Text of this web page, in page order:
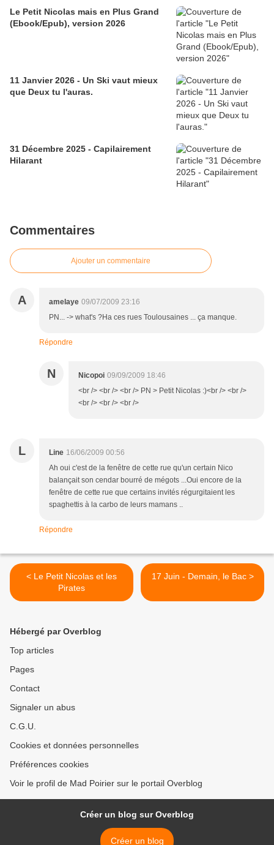
Le Petit Nicolas mais en Plus Grand
(Ebook/Epub), version 2026
11 Janvier 2026 - Un Ski vaut mieux
que Deux tu l'auras.
31 Décembre 2025 - Capilairement
Hilarant
Commentaires
Ajouter un commentaire
A amelaye 09/07/2009 23:16
PN... -> what's ?Ha ces rues Toulousaines ... ça manque.
Répondre
N Nicopoi 09/09/2009 18:46
<br /> <br /> <br /> PN > Petit Nicolas :)<br /> <br />
<br /> <br /> <br />
L Line 16/06/2009 00:56
Ah oui c'est de la fenêtre de cette rue qu'un certain Nico
balançait son cendar bourré de mégots ...Oui encore de la
fenêtre de cette rue que certains invités régurgitaient les
spaghettis à la carbo de leurs mamans ..
Répondre
< Le Petit Nicolas et les
Pirates
17 Juin - Demain, le Bac >
Hébergé par Overblog
Top articles
Pages
Contact
Signaler un abus
C.G.U.
Cookies et données personnelles
Préférences cookies
Voir le profil de Mad Poirier sur le portail Overblog
Créer un blog sur Overblog
Créer un blog